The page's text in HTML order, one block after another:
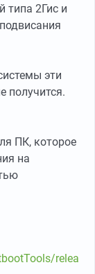
типа 2Гис и
эти
получится.
ПК, которое
на
relea